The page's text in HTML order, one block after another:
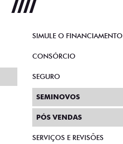
SIMULE O FINANCIAMENTO
CONSÓRCIO
SEGURO
SEMINOVOS
PÓS VENDAS
SERVIÇOS E REVISÕES